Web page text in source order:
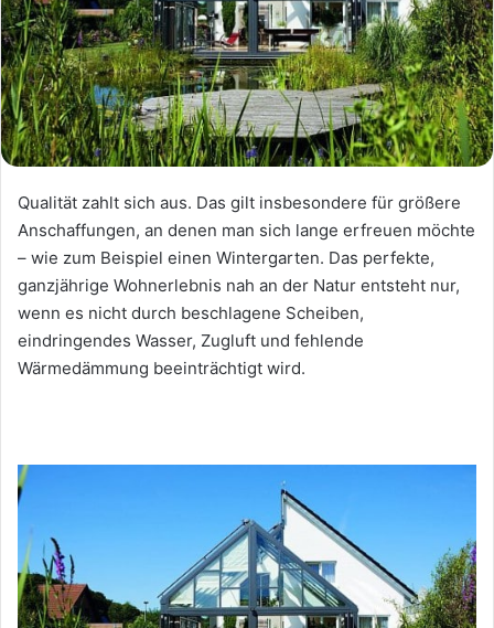
Qualität zahlt sich aus. Das gilt insbesondere für größere
Anschaffungen, an denen man sich lange erfreuen möchte
– wie zum Beispiel einen Wintergarten. Das perfekte,
ganzjährige Wohnerlebnis nah an der Natur entsteht nur,
wenn es nicht durch beschlagene Scheiben,
eindringendes Wasser, Zugluft und fehlende
Wärmedämmung beeinträchtigt wird.